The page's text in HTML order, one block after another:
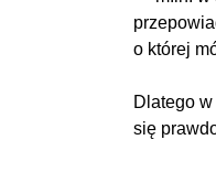
o której
Dlatego
się